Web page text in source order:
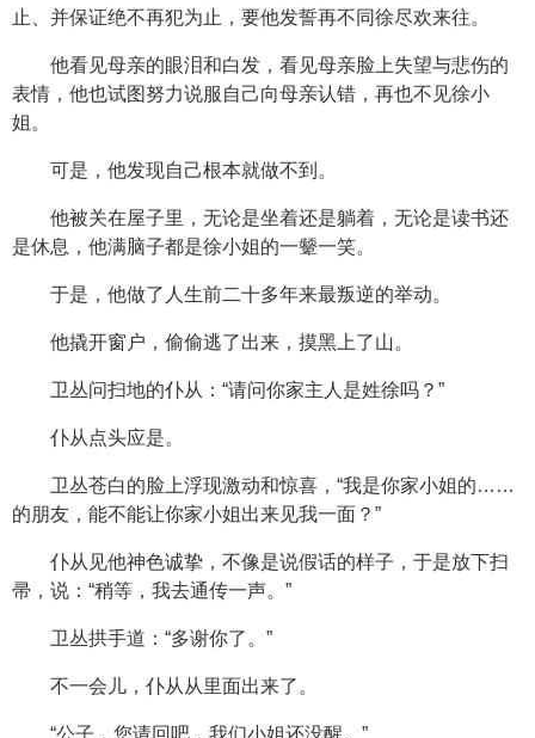
止、并保证绝不再犯为止，要他发誓再不同徐尽欢来往。
他看见母亲的眼泪和白发，看见母亲脸上失望与悲伤的
表情，他也试图努力说服自己向母亲认错，再也不见徐小
姐。
可是，他发现自己根本就做不到。
他被关在屋子里，无论是坐着还是躺着，无论是读书还
是休息，他满脑子都是徐小姐的一颦一笑。
于是，他做了人生前二十多年来最叛逆的举动。
他撬开窗户，偷偷逃了出来，摸黑上了山。
卫丛问扫地的仆从：“请问你家主人是姓徐吗？”
仆从点头应是。
卫丛苍白的脸上浮现激动和惊喜，“我是你家小姐的……
的朋友，能不能让你家小姐出来见我一面？”
仆从见他神色诚挚，不像是说假话的样子，于是放下扫
帚，说：“稍等，我去通传一声。”
卫丛拱手道：“多谢你了。”
不一会儿，仆从从里面出来了。
“公子，您请回吧，我们小姐还没醒。”